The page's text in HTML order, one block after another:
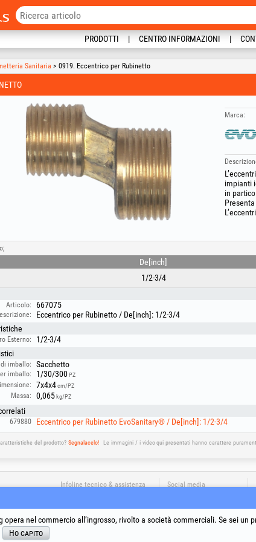
PRODOTTI CENTRO INFORMAZIONI
Sanitaria > 0919. Eccentrico per Rubinetto
Marca:
impianti
in
De[inch]
1/2-3/4
Articolo: 667075
Eccentrico per Rubinetto / De[inch]: 1/2-3/4
Esterno:
1/2-3/4
imballo: Sacchetto
imballo: 1/30/300PZ
7x4x4cm/PZ
Massa: 0,065 kg/PZ
679880 Eccentrico per Rubinetto EvoSanitary® / De[inch]: 1/2-3/4
del prodotto? Segnalacelo!
Le immagini / i video qui presentati hanno carattere
Infoline tecnico & assistenza
support_it@honest.ro
Social media
opera nel commercio all’ingrosso, rivolto a società commerciali. Se sei un
Ho capito